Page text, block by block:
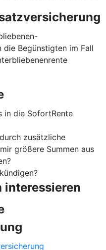
die Begünstigten im Fall
in die SofortRente
zusätzliche
größere Summen aus
interessieren